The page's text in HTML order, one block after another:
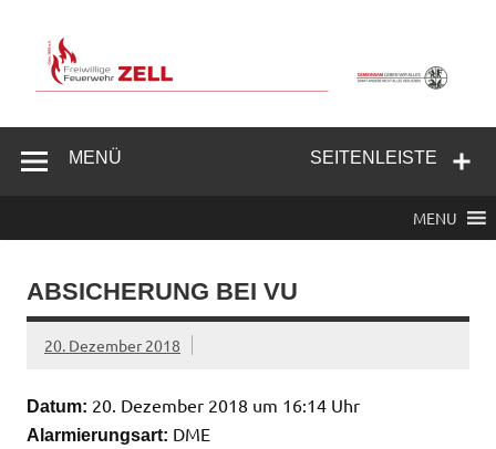
springen
Feuerwehr
SEITENLEISTE
MENÜ
MENU
ABSICHERUNG BEI VU
20. Dezember 2018
Datum: 20. Dezember 2018 um 16:14 Uhr
Alarmierungsart: DME